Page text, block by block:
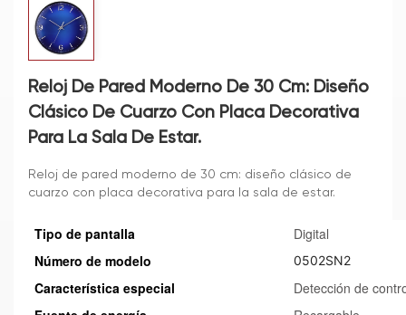
Reloj De Pared Moderno De 30 Cm: Diseño
Clásico De Cuarzo Con Placa Decorativa
Para La Sala De Estar.
Reloj de pared moderno de 30 cm: diseño clásico de
cuarzo con placa decorativa para la sala de estar.
Tipo de pantalla
Digital
Número de modelo
0502SN2
Característica especial
Detección de